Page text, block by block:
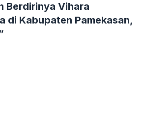
Berdirinya Vihara
di Kabupaten Pamekasan,